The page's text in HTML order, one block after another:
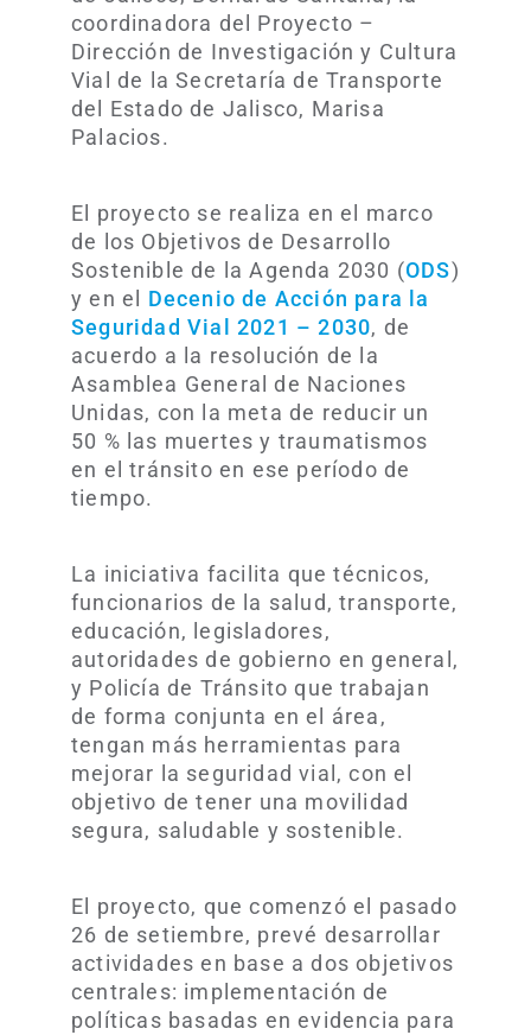
coordinadora del Proyecto –
Dirección de Investigación y Cultura
Vial de la Secretaría de Transporte
del Estado de Jalisco, Marisa
Palacios.
El proyecto se realiza en el marco
de los Objetivos de Desarrollo
Sostenible de la Agenda 2030 (ODS)
y en el Decenio de Acción para la
Seguridad Vial 2021 – 2030, de
acuerdo a la resolución de la
Asamblea General de Naciones
Unidas, con la meta de reducir un
50 % las muertes y traumatismos
en el tránsito en ese período de
tiempo.
La iniciativa facilita que técnicos,
funcionarios de la salud, transporte,
educación, legisladores,
autoridades de gobierno en general,
y Policía de Tránsito que trabajan
de forma conjunta en el área,
tengan más herramientas para
mejorar la seguridad vial, con el
objetivo de tener una movilidad
segura, saludable y sostenible.
El proyecto, que comenzó el pasado
26 de setiembre, prevé desarrollar
actividades en base a dos objetivos
centrales: implementación de
políticas basadas en evidencia para